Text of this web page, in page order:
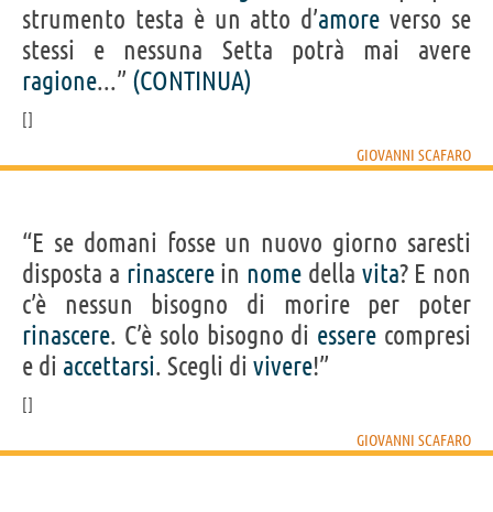
strumento testa è un atto d’amore verso se
stessi e nessuna Setta potrà mai avere
ragione...” (CONTINUA)
GIOVANNI SCAFARO
“E se domani fosse un nuovo giorno saresti
disposta a rinascerein nome della vita? E non
c’è nessun bisogno di morire per poter
rinascere. C’è solo bisogno di essere compresi
e di accettarsi. Scegli di vivere!”
GIOVANNI SCAFARO